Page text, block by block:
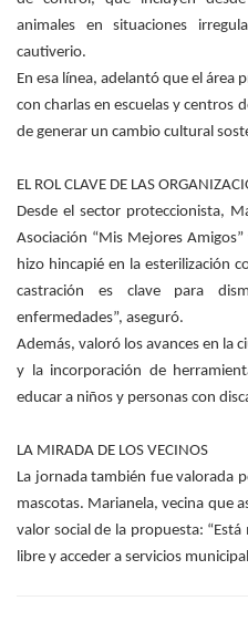
animales en situaciones
cautiverio.
En esa línea, adelantó que el área
con charlas en escuelas y centros
de generar un cambio cultural
EL ROL CLAVE DE LAS
Desde el sector proteccionista,
Asociación “Mis Mejores
hizo hincapié en la esterilización
castración es clave para
enfermedades”, aseguró.
Además, valoró los avances en la
y la incorporación de
educar a niños y personas con
LA MIRADA DE LOS VECINOS
La jornada también fue valorada
mascotas. Marianela, vecina que
valor social de la propuesta:
libre y acceder a servicios